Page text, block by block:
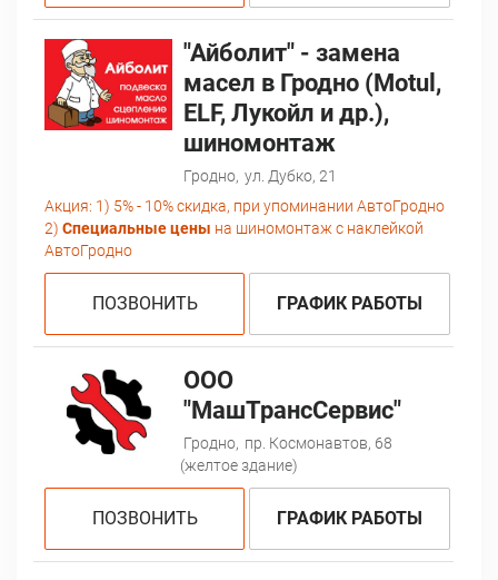
"Айболит" - замена
масел в Гродно (Motul,
ELF, Лукойл и др.),
шиномонтаж
Гродно, ул. Дубко, 21
Акция: 1) 5% - 10% скидка, при упоминании АвтоГродно
2) Специальные цены на шиномонтаж с наклейкой
АвтоГродно
ПОЗВОНИТЬ ГРАФИК РАБОТЫ
ООО
"МашТрансСервис"
Гродно, пр. Космонавтов, 68
(желтое здание)
ПОЗВОНИТЬ ГРАФИК РАБОТЫ